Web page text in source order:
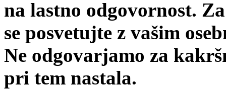
na lastno odgovornost.
se posvetujte z vašim
Ne odgovarjamo za
pri tem nastala.